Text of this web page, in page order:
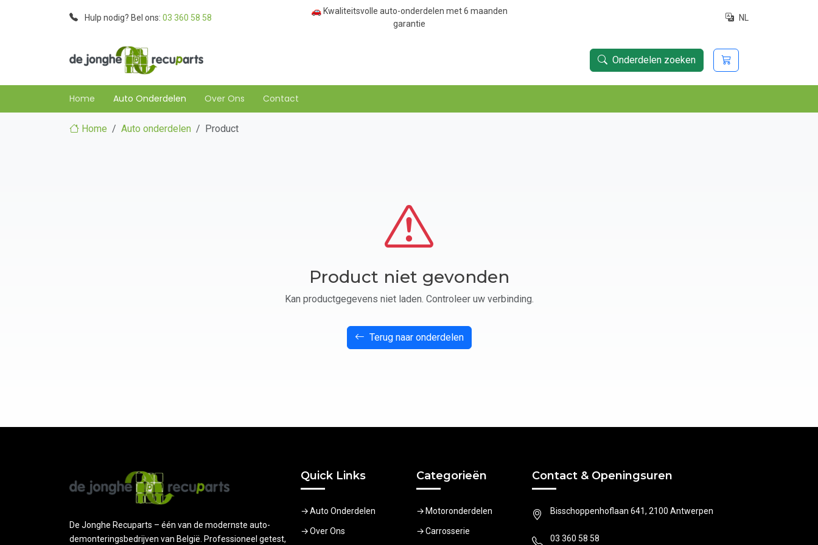
Hulp nodig? Bel ons: 03 360 58 58
🚗 Kwaliteitsvolle auto-onderdelen met 6 maanden
garantie
NL
Onderdelen zoeken
Home Auto Onderdelen Over Ons Contact
Home Auto onderdelen Product
Product niet gevonden
Kan productgegevens niet laden. Controleer uw verbinding.
Terug naar onderdelen
De Jonghe Recuparts – één van de modernste auto-
demonteringsbedrijven van België. Professioneel getest,
Quick Links
Auto Onderdelen
Over Ons
Categorieën
Motoronderdelen
Carrosserie
Contact & Openingsuren
Bisschoppenhoflaan 641, 2100 Antwerpen
03 360 58 58